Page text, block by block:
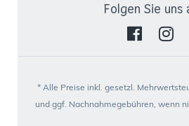
Folgen Sie uns
* Alle Preise inkl. gesetzl.
und ggf. Nachnahmegebühren, wenn